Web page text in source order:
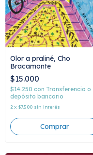
Olor a praliné, Cho
Bracamonte
$15.000
$14.250 con Transferencia o
depósito bancario
2 x $7.500 sin interés